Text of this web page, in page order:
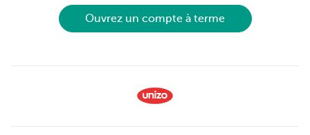
Ouvrez un compte à terme